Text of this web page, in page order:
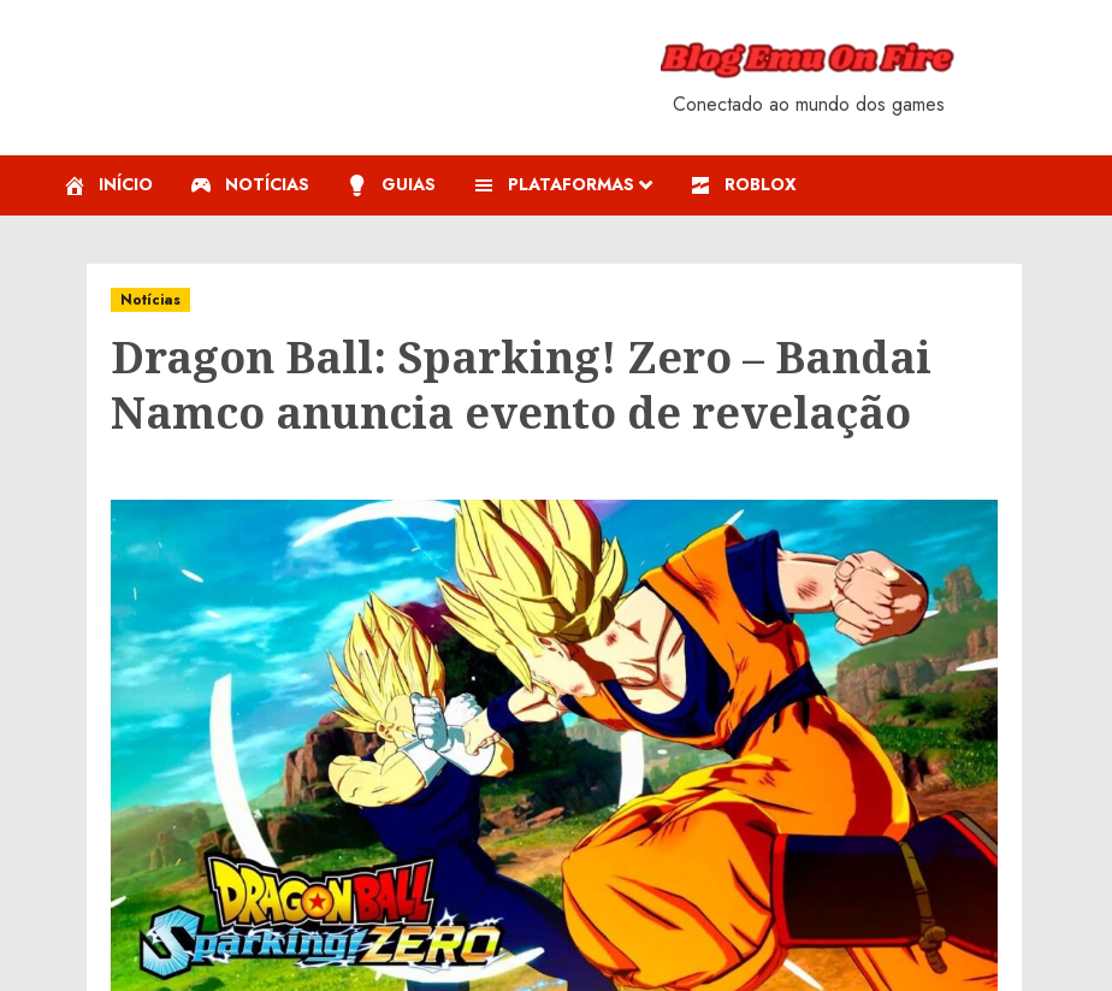
Conectado ao mundo dos games
INÍCIO NOTÍCIAS GUIAS PLATAFORMAS ROBLOX
Notícias
Dragon Ball: Sparking! Zero – Bandai
Namco anuncia evento de revelação